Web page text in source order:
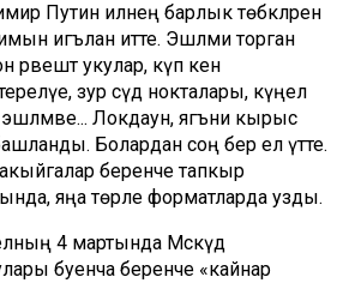
Путин илнең барлык төбәкләренә
игълан итте. Эшләми торган
рәвештә укулар, күп кенә
зур сәүдә нокталары, күңел
Локдаун, ягъни кырыс
Болардан соң бер ел үтте.
беренче тапкыр
яңа төрле форматларда узды.
4 мартында Мәскәүдә
буенча беренче «кайнар